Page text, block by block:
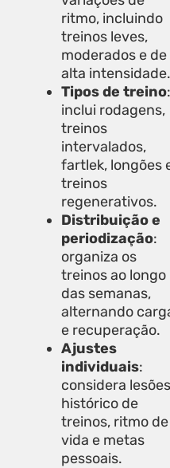
ritmo, incluindo
treinos leves,
moderados e de
alta intensidade.
Tipos de treino:
inclui rodagens,
treinos
intervalados,
fartlek, longões
treinos
regenerativos.
Distribuição e
periodização:
organiza os
treinos ao longo
das semanas,
alternando
e recuperação.
Ajustes
individuais:
considera
histórico de
treinos, ritmo de
vida e metas
pessoais.